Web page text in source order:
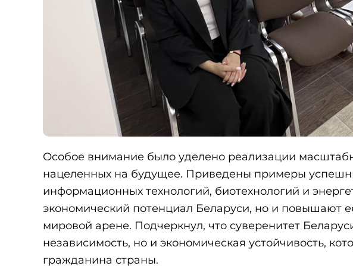
Особое внимание было уделено реализации
нацеленных на будущее. Приведены примеры
информационных технологий, биотехнологий и
экономический потенциал Беларуси, но и повышают
мировой арене. Подчеркнул, что суверенитет
независимость, но и экономическая устойчивость,
гражданина страны.